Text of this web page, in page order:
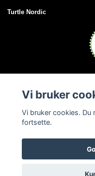
Turtle Nordic
© 2026
Vi bruker
Vi bruker cookies. Du
fortsette.